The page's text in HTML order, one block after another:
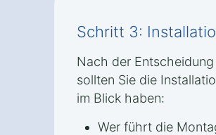
Schritt 3:
Nach der
sollten Sie die
im Blick haben:
Wer führt die